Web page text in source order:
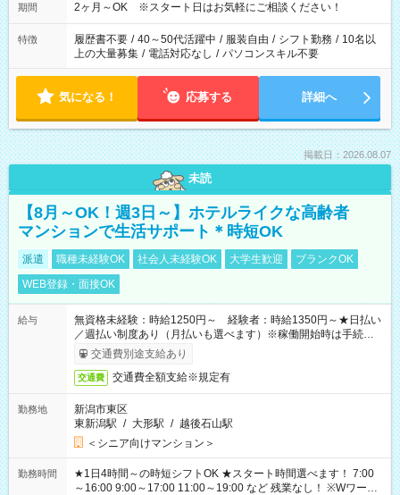
期間 2ヶ月～OK ※スタート日はお気軽にご相談ください！
特徴 履歴書不要 / 40～50代活躍中 / 服装自由 / シフト勤務 / 10名以
上の大量募集 / 電話対応なし / パソコンスキル不要
気になる！ 応募する 詳細へ
掲載日：2026.08.07
未読
【8月～OK！週3日～】ホテルライクな高齢者
マンションで生活サポート＊時短OK
派遣 職種未経験OK 社会人未経験OK 大学生歓迎
ブランクOK
WEB登録・面接OK
給与
無資格未経験：時給1250円～ 経験者：時給1350円～★日払い
／週払い制度あり（月払いも選べます）※稼働開始時は手続き完
了次第のお支払いとなります。
交通費別途支給あり
交通費 交通費全額支給※規定有
勤務地
新潟市東区
東新潟駅 / 大形駅 / 越後石山駅
＜シニア向けマンション＞
勤務時間
★1日4時間～の時短シフトOK ★スタート時間選べます！ 7:00
～16:00 9:00～17:00 11:00～19:00 など 残業なし！ ※Wワーク